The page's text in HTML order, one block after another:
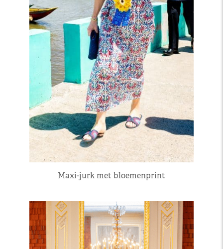
Maxi-jurk met bloemenprint